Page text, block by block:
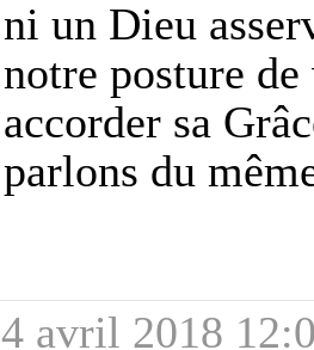
ni un Dieu
notre posture de
accorder sa
parlons du
4 avril 2018